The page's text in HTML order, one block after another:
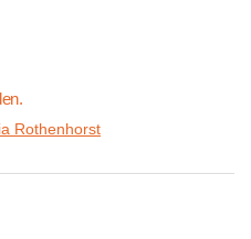
Rothenhorst